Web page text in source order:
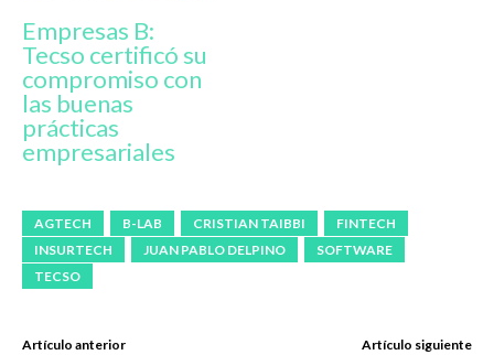
Empresas B:
Tecso certificó su
compromiso con
las buenas
prácticas
empresariales
AGTECH B-LAB CRISTIAN TAIBBI
FINTECH
INSURTECH
JUAN PABLO DELPINO
SOFTWARE
TECSO
Artículo anterior Artículo siguiente